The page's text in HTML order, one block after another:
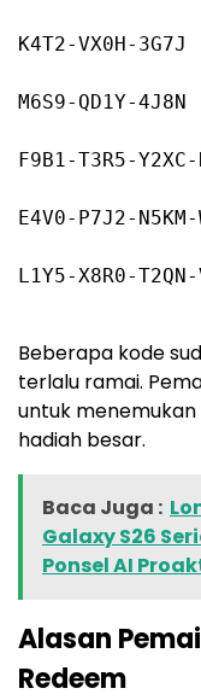
K4T2-VX0H-3G7J
M6S9-QD1Y-4J8N
F9B1-T3R5-Y2XC-
E4V0-P7J2-N5KM-
L1Y5-X8R0-T2QN-
Beberapa kode
terlalu ramai.
untuk
hadiah besar.
Baca Juga :
Galaxy S26
Ponsel AI
Alasan
Redeem